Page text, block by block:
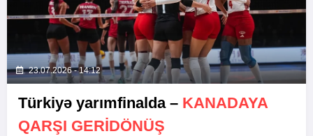
23.07.2026 - 14:12
Türkiyə yarımfinalda – KANADAYA
QARŞI GERIDÖNÜŞ